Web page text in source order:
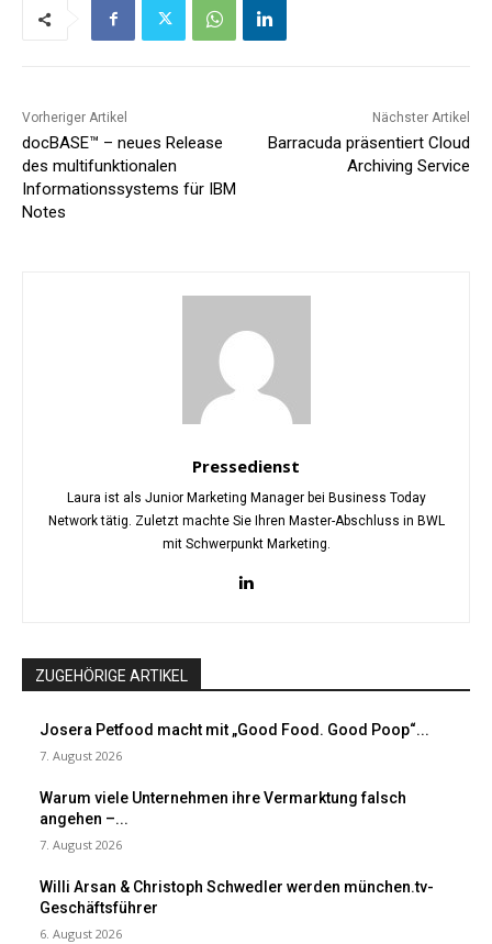
Vorheriger Artikel
docBASE™ – neues Release
des multifunktionalen
Informationssystems für IBM
Notes
Nächster Artikel
Barracuda präsentiert Cloud
Archiving Service
Pressedienst
Laura ist als Junior Marketing Manager bei Business Today
Network tätig. Zuletzt machte Sie Ihren Master-Abschluss in BWL
mit Schwerpunkt Marketing.
ZUGEHÖRIGE ARTIKEL
Josera Petfood macht mit „Good Food. Good Poop“...
7. August 2026
Warum viele Unternehmen ihre Vermarktung falsch
angehen –...
7. August 2026
Willi Arsan & Christoph Schwedler werden münchen.tv-
Geschäftsführer
6. August 2026